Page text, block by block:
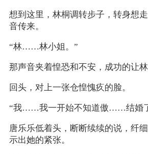
想到这里，林桐调转步子，转身想
音传来。
“林……林小姐。”
那声音夹着惶恐和不安，成功的让林
回头，对上一张仓惶愧疚的脸。
“我……我一开始不知道傲……结婚
唐乐乐低着头，断断续续的说，纤
示出她的紧张。